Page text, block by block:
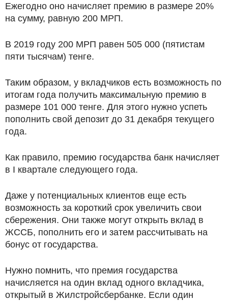
Ежегодно оно начисляет премию в размере 20%
на сумму, равную 200 МРП.
В 2019 году 200 МРП равен 505 000 (пятистам
пяти тысячам) тенге.
Таким образом, у вкладчиков есть возможность по
итогам года получить максимальную премию в
размере 101 000 тенге. Для этого нужно успеть
пополнить свой депозит до 31 декабря текущего
года.
Как правило, премию государства банк начисляет
в I квартале следующего года.
Даже у потенциальных клиентов еще есть
возможность за короткий срок увеличить свои
сбережения. Они также могут открыть вклад в
ЖССБ, пополнить его и затем рассчитывать на
бонус от государства.
Нужно помнить, что премия государства
начисляется на один вклад одного вкладчика,
открытый в Жилстройсбербанке. Если один